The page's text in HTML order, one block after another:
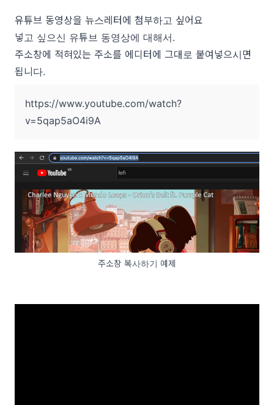
유튜브 동영상을 뉴스레터에 첨부하고 싶어요
넣고 싶으신 유튜브 동영상에 대해서.
주소창에 적혀있는 주소를 에디터에 그대로 붙여넣으시면
됩니다.
https://www.youtube.com/watch?
v=5qap5aO4i9A
주소창 복사하기 예제